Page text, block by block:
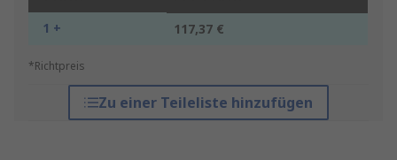
1 + 117,37 €
*Richtpreis
Zu einer Teileliste hinzufügen